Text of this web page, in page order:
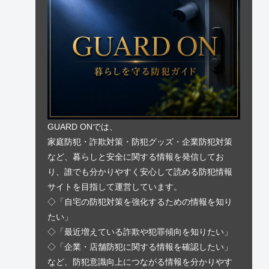
GUARD ONでは、
家庭防犯・詐欺対策・防犯グッズ・企業防犯対策
など、暮らしと安全に関する情報を発信してお
り、誰でも分かりやすく安心して読める防犯情報
サイトを目指して運営しています。
◇「自宅の防犯対策を強化するための情報を知り
たい」
◇「最近増えている詐欺や犯罪傾向を知りたい」
◇「企業・店舗防犯に関する情報を確認したい」
など、防犯意識向上につながる情報を分かりやす